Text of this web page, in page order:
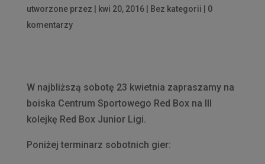
utworzone przez kwi 20, 2016| Bez kategorii
0
komentarzy
W najbliższą sobotę 23 kwietnia zapraszamy na
boiska Centrum Sportowego Red Box na III
kolejkę Red Box Junior Ligi.
Poniżej terminarz sobotnich gier: